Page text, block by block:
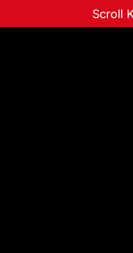
ke
Scroll